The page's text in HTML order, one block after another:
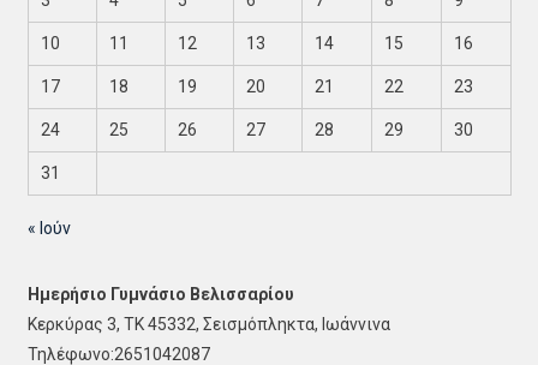
10 11 12 13 14 15 16
17 18 19 20 21 22 23
24 25 26 27 28 29 30
31
« Ιούν
Ημερήσιο Γυμνάσιο Βελισσαρίου
Κερκύρας 3, ΤΚ 45332, Σεισμόπληκτα, Ιωάννινα
Τηλέφωνο:2651042087